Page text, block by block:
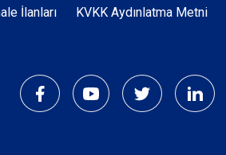
İlanları KVKK Aydınlatma Metni